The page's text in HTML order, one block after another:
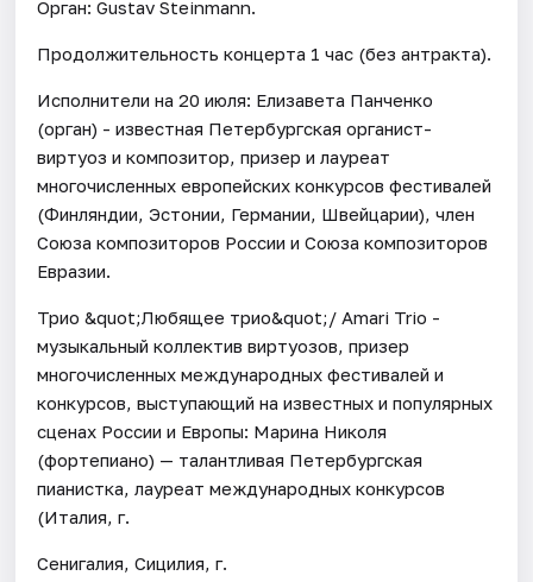
Орган: Gustav Steinmann.
Продолжительность концерта 1 час (без антракта).
Исполнители на 20 июля: Елизавета Панченко
(орган) - известная Петербургская органист-
виртуоз и композитор, призер и лауреат
многочисленных европейских конкурсов фестивалей
(Финляндии, Эстонии, Германии, Швейцарии), член
Союза композиторов России и Союза композиторов
Евразии.
Трио &quot;Любящее трио&quot;/ Amari Trio -
музыкальный коллектив виртуозов, призер
многочисленных международных фестивалей и
конкурсов, выступающий на известных и популярных
сценах России и Европы: Марина Николя
(фортепиано) — талантливая Петербургская
пианистка, лауреат международных конкурсов
(Италия, г.
Сенигалия, Сицилия, г.